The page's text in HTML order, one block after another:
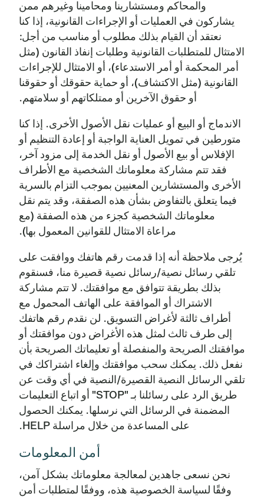
والمحاكم ومستشارينا ومحامينا وغيرهم ممن
يشاركون في العمليات أو الإجراءات القانونية، إذا كنا
نعتقد أن القيام بذلك مطلوب أو مناسب من أجل:
الامتثال للمتطلبات القانونية وطلبات إنفاذ القانون (مثل
أمر المحكمة أو أمر الاستدعاء)، أو الامتثال للإجراءات
القانونية (مثل الاكتشاف)، أو حماية حقوقك أو حقوقنا
أو حقوق الآخرين أو ممتلكاتهم أو سلامتهم.
الاندماج أو البيع أو عمليات نقل الأصول الأخرى. إذا كنا
متورطين في تمويل العناية الواجبة أو إعادة التنظيم أو
الإفلاس أو بيع الأصول أو نقل الخدمة إلى مزود آخر،
فقد تتم مشاركة معلوماتك الشخصية مع الأطراف
الأخرى والمستشارين المعنيين بموجب التزام بالسرية
فيما يتعلق بالتفاوض بشأن هذه الصفقة، وقد يتم نقل
معلوماتك الشخصية كجزء من هذه الصفقة (مع
مراعاة الامتثال للقوانين المعمول بها).
يُرجى ملاحظة أنه إذا قدمت رقم هاتفك ووافقت على
تلقي رسائل نصية/رسائل نصية قصيرة منا، فسنقوم
بذلك بطريقة تتوافق مع موافقتك. لا تتم مشاركة
الاشتراك أو الموافقة على الهاتف المحمول مع
أطراف ثالثة لأغراض التسويق. لن نقدم رقم هاتفك
إلى طرف ثالث لمثل هذه الأغراض دون موافقتك أو
موافقتك الصريحة والمنفصلة أو تعليماتك الصريحة بأن
نفعل ذلك. يمكنك سحب موافقتك وإلغاء اشتراكك في
تلقي الرسائل النصية القصيرة/النصية في أي وقت عن
طريق الرد على رسائلنا بـ "STOP" أو اتباع التعليمات
المضمنة في الرسائل التي نرسلها. يمكنك الحصول
على المساعدة من خلال مراسلة HELP.
أمن المعلومات
نحن نسعى جاهدين لمعالجة معلوماتك بشكل آمن،
وفقًا لسياسة الخصوصية هذه، ووفقًا لمتطلبات أمن